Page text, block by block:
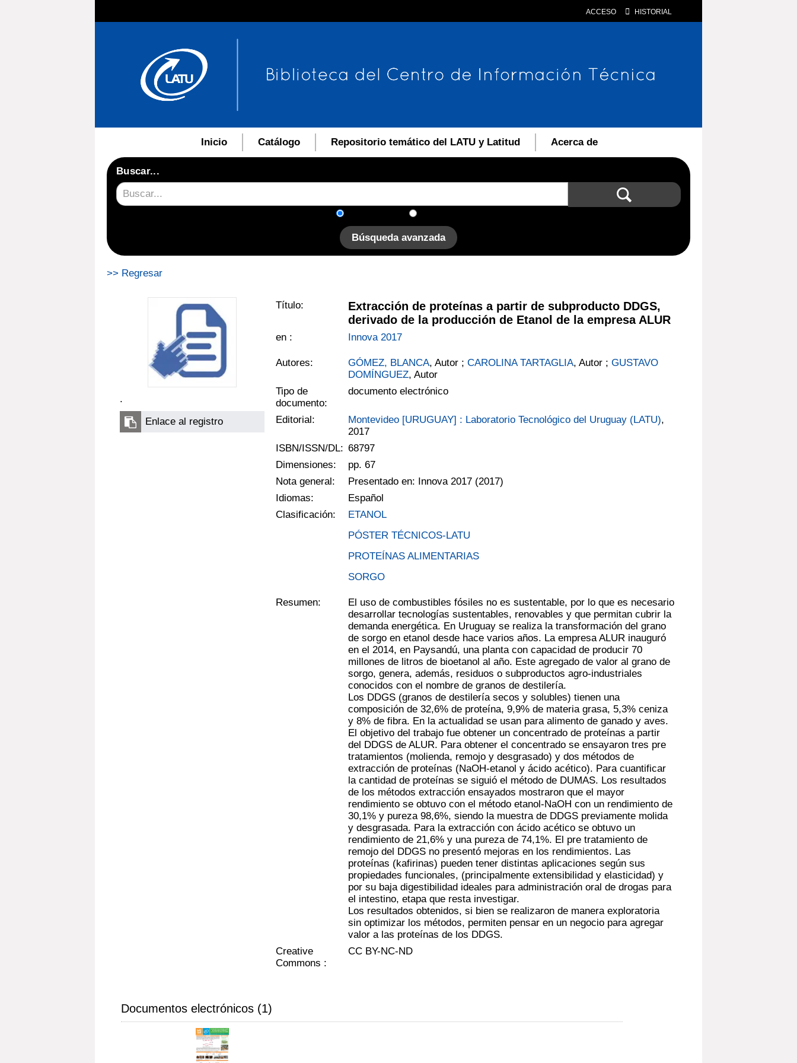
ACCESO HISTORIAL
Inicio Catálogo Repositorio temático del LATU y Latitud Acerca de
Buscar...
Búsqueda avanzada
>> Regresar
.
Enlace al registro
Título:
Extracción de proteínas a partir de subproducto DDGS,
derivado de la producción de Etanol de la empresa ALUR
en : Innova 2017
Autores: GÓMEZ, BLANCA, Autor ;CAROLINA TARTAGLIA, Autor ;GUSTAVO
DOMÍNGUEZ, Autor
Tipo de
documento:
documento electrónico
Editorial: Montevideo [URUGUAY] : Laboratorio Tecnológico del Uruguay (LATU),
2017
ISBN/ISSN/DL: 68797
Dimensiones:
pp. 67
Nota general:
Presentado en: Innova 2017 (2017)
Idiomas:
Español
Clasificación:
ETANOL
PÓSTER TÉCNICOS-LATU
PROTEÍNAS ALIMENTARIAS
SORGO
Resumen:
El uso de combustibles fósiles no es sustentable, por lo que es necesario
desarrollar tecnologías sustentables, renovables y que permitan cubrir la
demanda energética. En Uruguay se realiza la transformación del grano
de sorgo en etanol desde hace varios años. La empresa ALUR inauguró
en el 2014, en Paysandú, una planta con capacidad de producir 70
millones de litros de bioetanol al año. Este agregado de valor al grano de
sorgo, genera, además, residuos o subproductos agro-industriales
conocidos con el nombre de granos de destilería.
Los DDGS (granos de destilería secos y solubles) tienen una
composición de 32,6% de proteína, 9,9% de materia grasa, 5,3% ceniza
y 8% de fibra. En la actualidad se usan para alimento de ganado y aves.
El objetivo del trabajo fue obtener un concentrado de proteínas a partir
del DDGS de ALUR. Para obtener el concentrado se ensayaron tres pre
tratamientos (molienda, remojo y desgrasado) y dos métodos de
extracción de proteínas (NaOH-etanol y ácido acético). Para cuantificar
la cantidad de proteínas se siguió el método de DUMAS. Los resultados
de los métodos extracción ensayados mostraron que el mayor
rendimiento se obtuvo con el método etanol-NaOH con un rendimiento de
30,1% y pureza 98,6%, siendo la muestra de DDGS previamente molida
y desgrasada. Para la extracción con ácido acético se obtuvo un
rendimiento de 21,6% y una pureza de 74,1%. El pre tratamiento de
remojo del DDGS no presentó mejoras en los rendimientos. Las
proteínas (kafirinas) pueden tener distintas aplicaciones según sus
propiedades funcionales, (principalmente extensibilidad y elasticidad) y
por su baja digestibilidad ideales para administración oral de drogas para
el intestino, etapa que resta investigar.
Los resultados obtenidos, si bien se realizaron de manera exploratoria
sin optimizar los métodos, permiten pensar en un negocio para agregar
valor a las proteínas de los DDGS.
Creative
Commons :
CC BY-NC-ND
Documentos electrónicos (1)